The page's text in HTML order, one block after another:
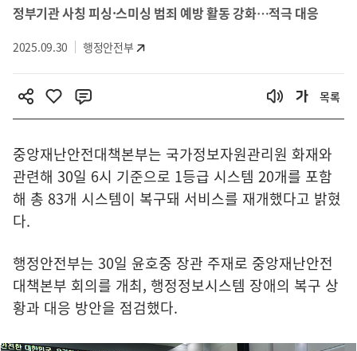
정부기관 사칭 피싱·스미싱 범죄 예방 활동 강화…적극 대응
2025.09.30 행정안전부
목록
중앙재난안전대책본부는 국가정보자원관리원 화재와
관련해 30일 6시 기준으로 1등급 시스템 20개를 포함
해 총 83개 시스템이 복구돼 서비스를 재개했다고 밝혔
다.
행정안전부는 30일 윤호중 장관 주재로 중앙재난안전
대책본부 회의를 개최, 행정정보시스템 장애의 복구 상
황과 대응 방안을 점검했다.